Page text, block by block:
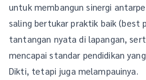
untuk membangun sinergi
saling bertukar praktik baik (best
tantangan nyata di lapangan,
mencapai standar pendidikan
Dikti, tetapi juga melampauinya.